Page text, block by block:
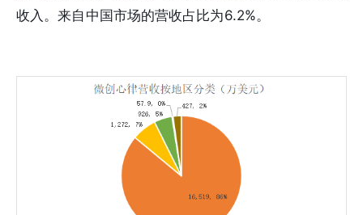
收入。来自中国市场的营收占比为6.2%。